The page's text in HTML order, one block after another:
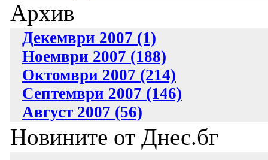
Архив
Декември 2007 (1)
Ноември 2007 (188)
Октомври 2007 (214)
Септември 2007 (146)
Август 2007 (56)
Новините от Днес.бг